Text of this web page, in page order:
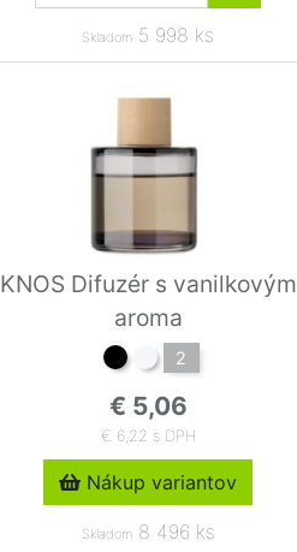
Skladom 5 998 ks
KNOS Difuzér s vanilkovým
aroma
2
€ 5,06
€ 6,22 s DPH
Nákup variantov
Skladom8 496 ks